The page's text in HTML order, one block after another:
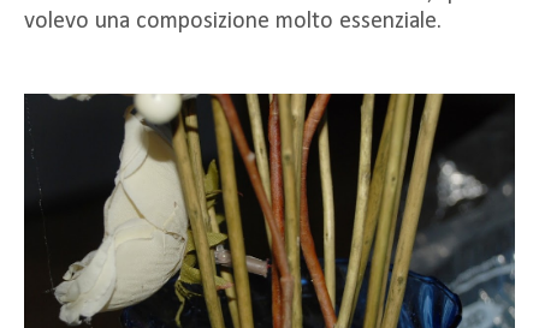
volevo una composizione molto essenziale.